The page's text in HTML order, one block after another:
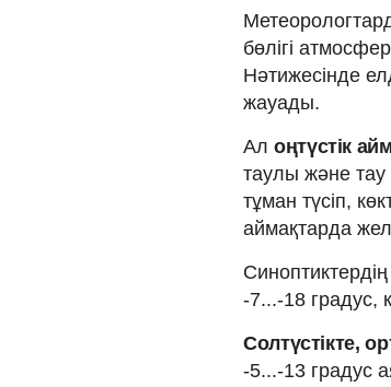
бөлігі
Нәтижесінде
жауады.
Ал оңтүстік
таулы және тау
тұман түсіп,
аймақтарда
-7...-18 градус,
Солтүстікте,
-5...-13 градус